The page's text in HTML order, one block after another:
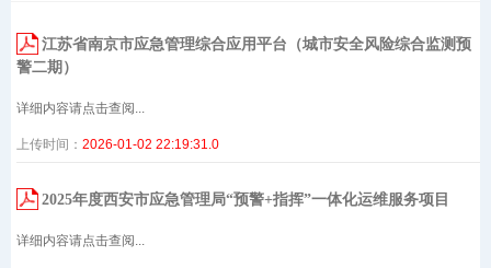
江苏省南京市应急管理综合应用平台（城市安全风险综合监测预
警二期）
详细内容请点击查阅...
上传时间： 2026-01-02 22:19:31.0
2025年度西安市应急管理局“预警+指挥”一体化运维服务项目
详细内容请点击查阅...